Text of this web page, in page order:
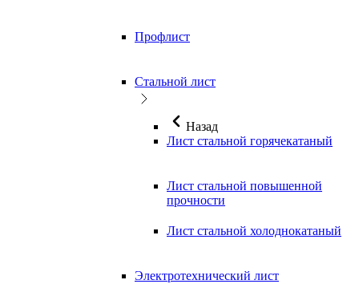
Профлист
Стальной лист
Назад
Лист стальной горячекатаный
Лист стальной повышенной
прочности
Лист стальной холоднокатаный
Электротехнический лист